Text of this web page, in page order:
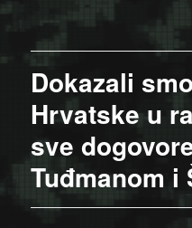
Dokazali
Hrvatske u
sve
Tuđmanom i